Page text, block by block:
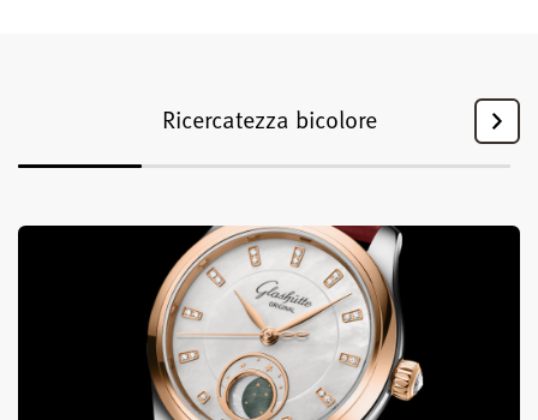
Ricercatezza bicolore